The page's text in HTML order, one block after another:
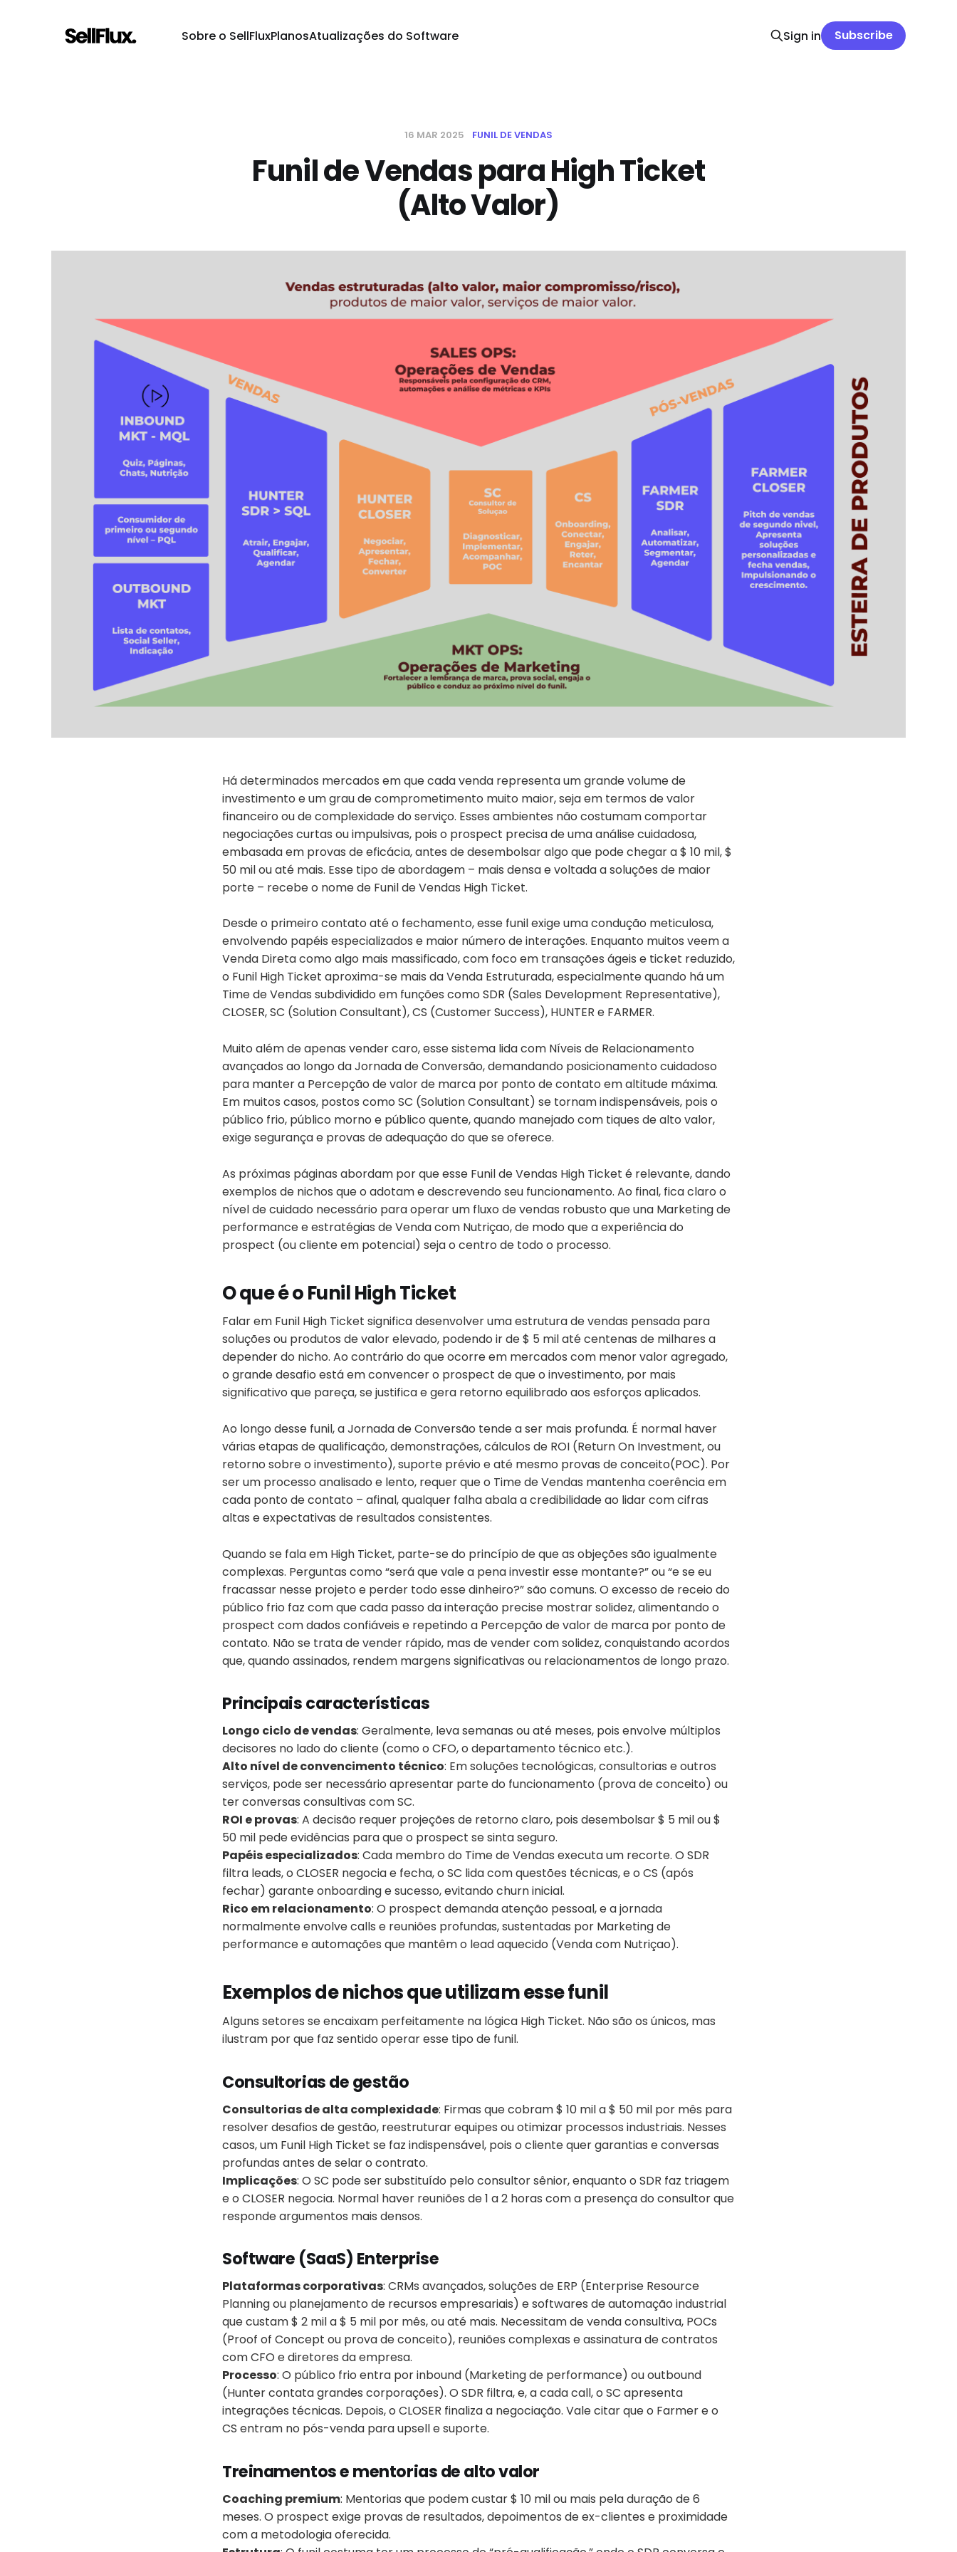
Sobre o SellFluxPlanosAtualizações do Software Sign in Subscribe
16 MAR 2025 FUNIL DE VENDAS
Funil de Vendas para High Ticket
(Alto Valor)
Há determinados mercados em que cada venda representa um grande volume de
investimento e um grau de comprometimento muito maior, seja em termos de valor
financeiro ou de complexidade do serviço. Esses ambientes não costumam comportar
negociações curtas ou impulsivas, pois o prospect precisa de uma análise cuidadosa,
embasada em provas de eficácia, antes de desembolsar algo que pode chegar a $ 10 mil, $
50 mil ou até mais. Esse tipo de abordagem – mais densa e voltada a soluções de maior
porte – recebe o nome de Funil de Vendas High Ticket.
Desde o primeiro contato até o fechamento, esse funil exige uma condução meticulosa,
envolvendo papéis especializados e maior número de interações. Enquanto muitos veem a
Venda Direta como algo mais massificado, com foco em transações ágeis e ticket reduzido,
o Funil High Ticket aproxima-se mais da Venda Estruturada, especialmente quando há um
Time de Vendas subdividido em funções como SDR (Sales Development Representative),
CLOSER, SC (Solution Consultant), CS (Customer Success), HUNTER e FARMER.
Muito além de apenas vender caro, esse sistema lida com Níveis de Relacionamento
avançados ao longo da Jornada de Conversão, demandando posicionamento cuidadoso
para manter a Percepção de valor de marca por ponto de contato em altitude máxima.
Em muitos casos, postos como SC (Solution Consultant) se tornam indispensáveis, pois o
público frio, público morno e público quente, quando manejado com tiques de alto valor,
exige segurança e provas de adequação do que se oferece.
As próximas páginas abordam por que esse Funil de Vendas High Ticket é relevante, dando
exemplos de nichos que o adotam e descrevendo seu funcionamento. Ao final, fica claro o
nível de cuidado necessário para operar um fluxo de vendas robusto que una Marketing de
performance e estratégias de Venda com Nutriçao, de modo que a experiência do
prospect (ou cliente em potencial) seja o centro de todo o processo.
O que é o Funil High Ticket
Falar em Funil High Ticket significa desenvolver uma estrutura de vendas pensada para
soluções ou produtos de valor elevado, podendo ir de $ 5 mil até centenas de milhares a
depender do nicho. Ao contrário do que ocorre em mercados com menor valor agregado,
o grande desafio está em convencer o prospect de que o investimento, por mais
significativo que pareça, se justifica e gera retorno equilibrado aos esforços aplicados.
Ao longo desse funil, a Jornada de Conversão tende a ser mais profunda. É normal haver
várias etapas de qualificação, demonstrações, cálculos de ROI (Return On Investment, ou
retorno sobre o investimento), suporte prévio e até mesmo provas de conceito(POC). Por
ser um processo analisado e lento, requer que o Time de Vendas mantenha coerência em
cada ponto de contato – afinal, qualquer falha abala a credibilidade ao lidar com cifras
altas e expectativas de resultados consistentes.
Quando se fala em High Ticket, parte-se do princípio de que as objeções são igualmente
complexas. Perguntas como “será que vale a pena investir esse montante?” ou “e se eu
fracassar nesse projeto e perder todo esse dinheiro?” são comuns. O excesso de receio do
público frio faz com que cada passo da interação precise mostrar solidez, alimentando o
prospect com dados confiáveis e repetindo a Percepção de valor de marca por ponto de
contato. Não se trata de vender rápido, mas de vender com solidez, conquistando acordos
que, quando assinados, rendem margens significativas ou relacionamentos de longo prazo.
Principais características
Longo ciclo de vendas: Geralmente, leva semanas ou até meses, pois envolve múltiplos
decisores no lado do cliente (como o CFO, o departamento técnico etc.).
Alto nível de convencimento técnico: Em soluções tecnológicas, consultorias e outros
serviços, pode ser necessário apresentar parte do funcionamento (prova de conceito) ou
ter conversas consultivas com SC.
ROI e provas: A decisão requer projeções de retorno claro, pois desembolsar $ 5 mil ou $
50 mil pede evidências para que o prospect se sinta seguro.
Papéis especializados: Cada membro do Time de Vendas executa um recorte. O SDR
filtra leads, o CLOSER negocia e fecha, o SC lida com questões técnicas, e o CS (após
fechar) garante onboarding e sucesso, evitando churn inicial.
Rico em relacionamento: O prospect demanda atenção pessoal, e a jornada
normalmente envolve calls e reuniões profundas, sustentadas por Marketing de
performance e automações que mantêm o lead aquecido (Venda com Nutriçao).
Exemplos de nichos que utilizam esse funil
Alguns setores se encaixam perfeitamente na lógica High Ticket. Não são os únicos, mas
ilustram por que faz sentido operar esse tipo de funil.
Consultorias de gestão
Consultorias de alta complexidade: Firmas que cobram $ 10 mil a $ 50 mil por mês para
resolver desafios de gestão, reestruturar equipes ou otimizar processos industriais. Nesses
casos, um Funil High Ticket se faz indispensável, pois o cliente quer garantias e conversas
profundas antes de selar o contrato.
Implicações: O SC pode ser substituído pelo consultor sênior, enquanto o SDR faz triagem
e o CLOSER negocia. Normal haver reuniões de 1 a 2 horas com a presença do consultor que
responde argumentos mais densos.
Software (SaaS) Enterprise
Plataformas corporativas: CRMs avançados, soluções de ERP (Enterprise Resource
Planning ou planejamento de recursos empresariais) e softwares de automação industrial
que custam $ 2 mil a $ 5 mil por mês, ou até mais. Necessitam de venda consultiva, POCs
(Proof of Concept ou prova de conceito), reuniões complexas e assinatura de contratos
com CFO e diretores da empresa.
Processo: O público frio entra por inbound (Marketing de performance) ou outbound
(Hunter contata grandes corporações). O SDR filtra, e, a cada call, o SC apresenta
integrações técnicas. Depois, o CLOSER finaliza a negociação. Vale citar que o Farmer e o
CS entram no pós-venda para upsell e suporte.
Treinamentos e mentorias de alto valor
Coaching premium: Mentorias que podem custar $ 10 mil ou mais pela duração de 6
meses. O prospect exige provas de resultados, depoimentos de ex-clientes e proximidade
com a metodologia oferecida.